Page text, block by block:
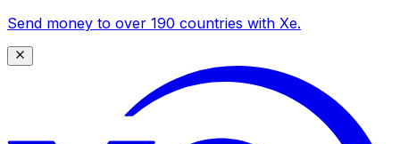
Send money to over 190 countries with Xe.